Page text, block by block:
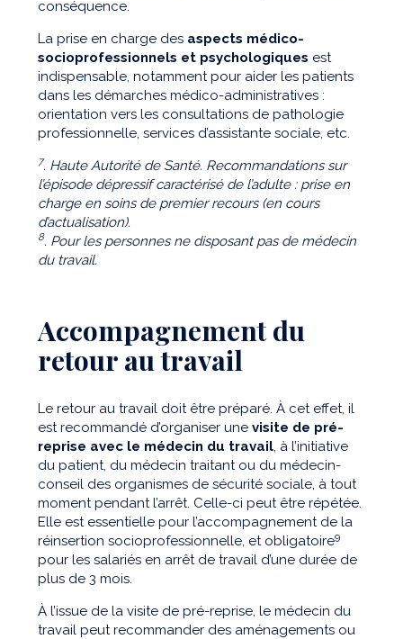
conséquence.
La prise en charge des aspects médico-
socioprofessionnels et psychologiques est
indispensable, notamment pour aider les patients
dans les démarches médico-administratives :
orientation vers les consultations de pathologie
professionnelle, services d’assistante sociale, etc.
7. Haute Autorité de Santé. Recommandations sur
l’épisode dépressif caractérisé de l’adulte : prise en
charge en soins de premier recours (en cours
d’actualisation).
8. Pour les personnes ne disposant pas de médecin
du travail.
Accompagnement du
retour au travail
Le retour au travail doit être préparé. À cet effet, il
est recommandé d’organiser une visite de pré-
reprise avec le médecin du travail , à l’initiative
du patient, du médecin traitant ou du médecin-
conseil des organismes de sécurité sociale, à tout
moment pendant l’arrêt. Celle-ci peut être répétée.
Elle est essentielle pour l’accompagnement de la
réinsertion socioprofessionnelle, et obligatoire9
pour les salariés en arrêt de travail d’une durée de
plus de 3 mois.
À l’issue de la visite de pré-reprise, le médecin du
travail peut recommander des aménagements ou